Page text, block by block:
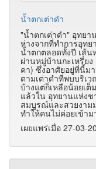
น้ำตกเต่าดำ
"น้ำตกเต่าดำ" อุทยา
ห่างจากที่ทำการอุท
น้ำตกตลอดทั้งปี เส้น
ผ่านหมู่บ้านกะเหรี่ย
คา) ซึ่งอาศัยอยู่ที่นี้ม
ตามเต่าดำที่พบบริเ
บ้างแต่ก็เหลือน้อยเ
แล้วใน อุทยานแห่งช
สมบูรณ์และสวยงาม
ทำให้คนไม่ค่อยเข้า
เผยแพร่เมื่อ 27-03-